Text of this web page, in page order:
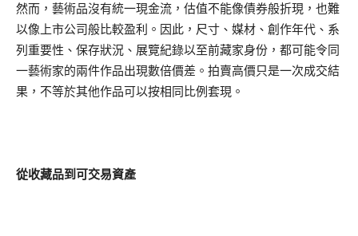
然而，藝術品沒有統一現金流，估值不能像債券般折現，也難
以像上市公司般比較盈利。因此，尺寸、媒材、創作年代、系
列重要性、保存狀況、展覽紀錄以至前藏家身份，都可能令同
一藝術家的兩件作品出現數倍價差。拍賣高價只是一次成交結
果，不等於其他作品可以按相同比例套現。
從收藏品到可交易資產